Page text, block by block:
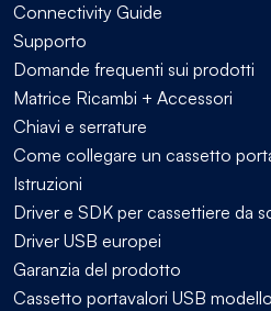
Connectivity Guide
Supporto
Domande frequenti sui prodotti
Matrice Ricambi + Accessori
Chiavi e serrature
Come collegare un cassetto
Istruzioni
Driver e SDK per cassettiere da
Driver USB europei
Garanzia del prodotto
Cassetto portavalori USB